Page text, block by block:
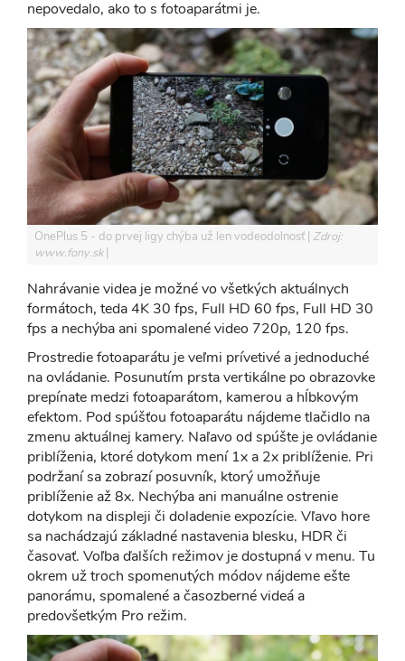
nepovedalo, ako to s fotoaparátmi je.
OnePlus 5 - do prvej ligy chýba už len vodeodolnosť Zdroj:
www.fony.sk
Nahrávanie videa je možné vo všetkých aktuálnych
formátoch, teda 4K 30 fps, Full HD 60 fps, Full HD 30
fps a nechýba ani spomalené video 720p, 120 fps.
Prostredie fotoaparátu je veľmi prívetivé a jednoduché
na ovládanie. Posunutím prsta vertikálne po obrazovke
prepínate medzi fotoaparátom, kamerou a hĺbkovým
efektom. Pod spúšťou fotoaparátu nájdeme tlačidlo na
zmenu aktuálnej kamery. Naľavo od spúšte je ovládanie
priblíženia, ktoré dotykom mení 1x a 2x priblíženie. Pri
podržaní sa zobrazí posuvník, ktorý umožňuje
priblíženie až 8x. Nechýba ani manuálne ostrenie
dotykom na displeji či doladenie expozície. Vľavo hore
sa nachádzajú základné nastavenia blesku, HDR či
časovať. Voľba ďalších režimov je dostupná v menu. Tu
okrem už troch spomenutých módov nájdeme ešte
panorámu, spomalené a časozberné videá a
predovšetkým Pro režim.